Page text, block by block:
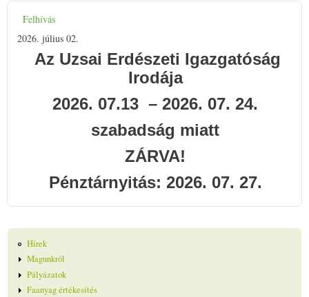
Felhívás
2026. július 02.
Az Uzsai Erdészeti Igazgatóság
Irodája
2026. 07.13 – 2026. 07. 24.
szabadság miatt
ZÁRVA!
Pénztárnyitás: 2026. 07. 27.
Hírek
Magunkról
Pályázatok
Faanyag értékesítés